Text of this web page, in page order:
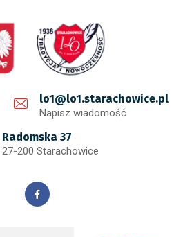
lo1@lo1.starachowice.pl
Napisz wiadomość
Radomska 37
27-200 Starachowice